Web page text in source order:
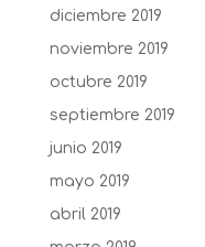
diciembre 2019
noviembre 2019
octubre 2019
septiembre 2019
junio 2019
mayo 2019
abril 2019